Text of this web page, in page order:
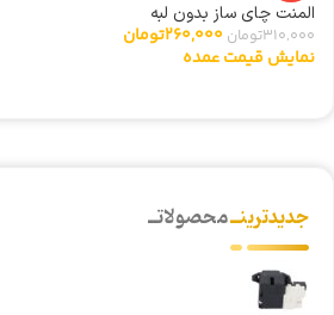
المنت چای ساز بدون لبه
310,000تومان 260,000تومان
نمایش قیمت عمده
جدیدترینــمحصولاتــ